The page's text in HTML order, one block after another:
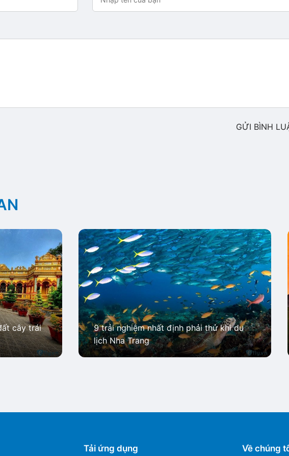
GỬI BÌNH
cây trái
9 trải nghiệm nhất định phải thử khi du
lịch Nha Trang
Tải ứng dụng Về chúng